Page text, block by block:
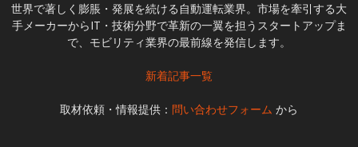
世界で著しく膨脹・発展を続ける自動運転業界。市場を牽引する大
手メーカーからIT・技術分野で革新の一翼を担うスタートアップま
で、モビリティ業界の最前線を発信します。
新着記事一覧
取材依頼・情報提供： 問い合わせフォーム から